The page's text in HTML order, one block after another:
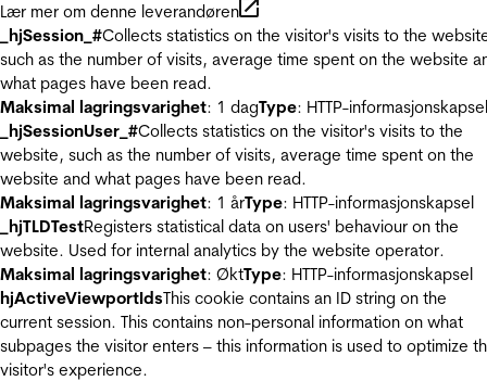
Lær mer om denne leverandøren
_hjSession_#Collects statistics on the visitor's visits to the
such as the number of visits, average time spent on the website
what pages have been read.
Maksimal lagringsvarighet: 1 dagType: HTTP-informasjonskapsel
_hjSessionUser_#Collects statistics on the visitor's visits to the
website, such as the number of visits, average time spent on the
website and what pages have been read.
Maksimal lagringsvarighet: 1 årType: HTTP-informasjonskapsel
_hjTLDTestRegisters statistical data on users' behaviour on the
website. Used for internal analytics by the website operator.
Maksimal lagringsvarighet: ØktType: HTTP-informasjonskapsel
hjActiveViewportIdsThis cookie contains an ID string on the
current session. This contains non-personal information on what
subpages the visitor enters – this information is used to optimize
visitor's experience.